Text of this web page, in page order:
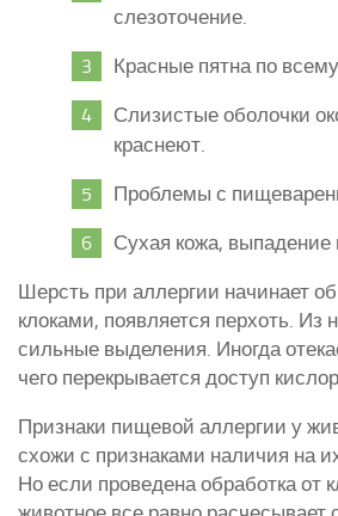
слезоточение.
Красные пятна по всему
Слизистые оболочки
краснеют.
Проблемы с
Сухая кожа, выпадение
Шерсть при аллергии начинает
клоками, появляется перхоть. Из
сильные выделения. Иногда
чего перекрывается доступ
Признаки пищевой аллергии у
схожи с признаками наличия на
Но если проведена обработка от